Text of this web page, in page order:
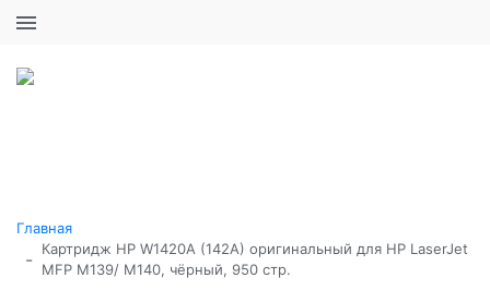
Главная
-
Картридж HP W1420A (142A) оригинальный для HP LaserJet
MFP M139/ M140, чёрный, 950 стр.